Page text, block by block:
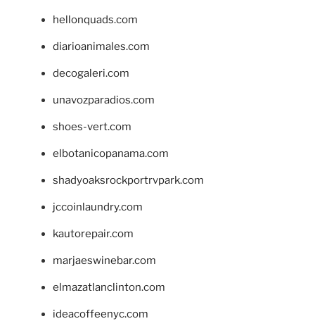
hellonquads.com
diarioanimales.com
decogaleri.com
unavozparadios.com
shoes-vert.com
elbotanicopanama.com
shadyoaksrockportrvpark.com
jccoinlaundry.com
kautorepair.com
marjaeswinebar.com
elmazatlanclinton.com
ideacoffeenyc.com